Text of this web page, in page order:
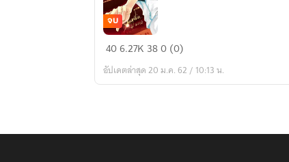
Fic
no
จบ
406.27K 380 (0)
อัปเดตล่าสุด 20 ม.ค. 62 / 10:13 น.